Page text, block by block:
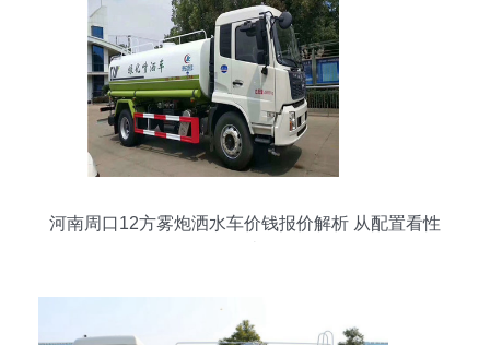
河南周口12方雾炮洒水车价钱报价解析 从配置看性